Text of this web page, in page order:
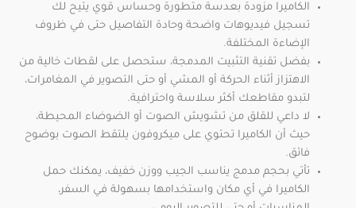
الكاميرا مزودة بعدسة متطورة وحساس قوي يتيح لك
تسجيل فيديوهات واضحة وحادة التفاصيل حتى في ظروف
الإضاءة المختلفة.
بفضل تقنية التثبيت المدمجة، ستحصل على لقطات خالية من
الاهتزاز أثناء الحركة أو المشي أو حتى التصوير في المغامرات،
لتبدو مقاطعك أكثر سلاسة واحترافية.
لا داعي للقلق من تشويش الصوت أو الضوضاء المحيطة،
حيث أن الكاميرا تحتوي على ميكروفون يلتقط الصوت بوضوح
فائق.
تأتي بحجم مدمج يناسب الجيب ووزن خفيف، يمكنك حمل
الكاميرا في أي مكان واستخدامها بسهولة في السفر،